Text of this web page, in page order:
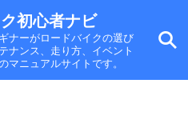
初心者ナビ
ナーがロードバイクの選び
ナンス、走り方、イベント
マニュアルサイトです。